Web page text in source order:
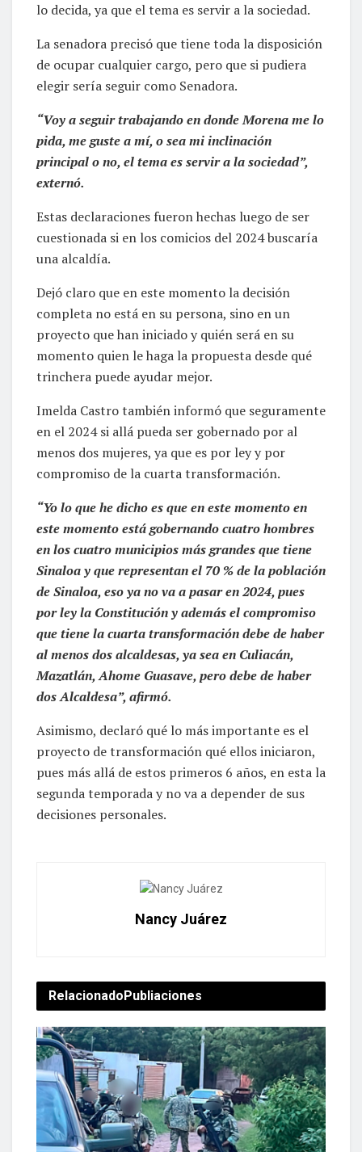
lo decida, ya que el tema es servir a la sociedad.
La senadora precisó que tiene toda la disposición
de ocupar cualquier cargo, pero que si pudiera
elegir sería seguir como Senadora.
“Voy a seguir trabajando en donde Morena me lo
pida, me guste a mí, o sea mi inclinación
principal o no, el tema es servir a la sociedad”,
externó.
Estas declaraciones fueron hechas luego de ser
cuestionada si en los comicios del 2024 buscaría
una alcaldía.
Dejó claro que en este momento la decisión
completa no está en su persona, sino en un
proyecto que han iniciado y quién será en su
momento quien le haga la propuesta desde qué
trinchera puede ayudar mejor.
Imelda Castro también informó que seguramente
en el 2024 si allá pueda ser gobernado por al
menos dos mujeres, ya que es por ley y por
compromiso de la cuarta transformación.
“Yo lo que he dicho es que en este momento en
este momento está gobernando cuatro hombres
en los cuatro municipios más grandes que tiene
Sinaloa y que representan el 70 % de la población
de Sinaloa, eso ya no va a pasar en 2024, pues
por ley la Constitución y además el compromiso
que tiene la cuarta transformación debe de haber
al menos dos alcaldesas, ya sea en Culiacán,
Mazatlán, Ahome Guasave, pero debe de haber
dos Alcaldesa”, afirmó.
Asimismo, declaró qué lo más importante es el
proyecto de transformación qué ellos iniciaron,
pues más allá de estos primeros 6 años, en esta la
segunda temporada y no va a depender de sus
decisiones personales.
Nancy Juárez
Relacionado Publiaciones